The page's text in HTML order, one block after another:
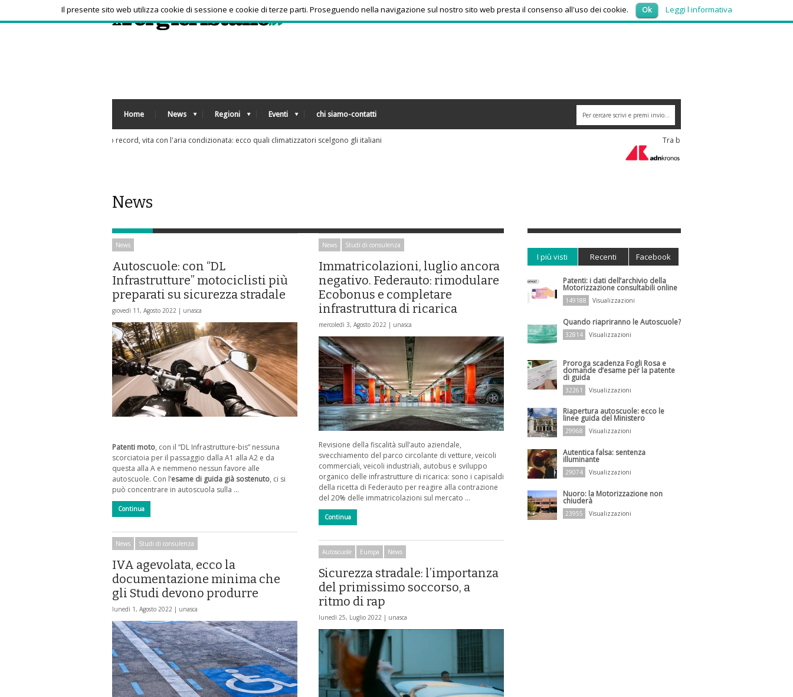
venerdì 7, Agosto 2026
Home News Regioni Eventi chi siamo-contatti
Tra bambini e ragazzi in aumento uso psicofarmaci, consumi triplicati dal 2016
News
News
Autoscuole: con “DL
Infrastrutture” motociclisti più
preparati su sicurezza stradale
giovedì 11, Agosto 2022 | unasca
Patenti moto, con il “DL Infrastrutture-bis” nessuna
scorciatoia per il passaggio dalla A1 alla A2 e da
questa alla A e nemmeno nessun favore alle
autoscuole. Con l’esame di guida già sostenuto, ci si
può concentrare in autoscuola sulla …
Continua
News Studi di consulenza
Immatricolazioni, luglio ancora
negativo. Federauto: rimodulare
Ecobonus e completare
infrastruttura di ricarica
mercoledì 3, Agosto 2022 | unasca
Revisione della fiscalità sull’auto aziendale,
svecchiamento del parco circolante di vetture, veicoli
commerciali, veicoli industriali, autobus e sviluppo
organico delle infrastrutture di ricarica: sono i capisaldi
della ricetta di Federauto per reagire alla contrazione
del 20% delle immatricolazioni sul mercato …
Continua
News Studi di consulenza
IVA agevolata, ecco la
documentazione minima che
gli Studi devono produrre
lunedì 1, Agosto 2022 | unasca
Autoscuole Europa News
Sicurezza stradale: l’importanza
del primissimo soccorso, a
ritmo di rap
lunedì 25, Luglio 2022 | unasca
I più visti Recenti Facebook
Patenti: i dati dell’archivio della
Motorizzazione consultabili online
149188 Visualizzazioni
Quando riapriranno le Autoscuole?
32814 Visualizzazioni
Proroga scadenza Fogli Rosa e
domande d’esame per la patente
di guida
32261 Visualizzazioni
Riapertura autoscuole: ecco le
linee guida del Ministero
29968 Visualizzazioni
Autentica falsa: sentenza
illuminante
29074 Visualizzazioni
Nuoro: la Motorizzazione non
chiuderà
23955 Visualizzazioni
Il presente sito web utilizza cookie di sessione e cookie di terze parti. Proseguendo nella navigazione sul nostro sito web presta il consenso all'uso dei cookie. Ok Leggi l informativa